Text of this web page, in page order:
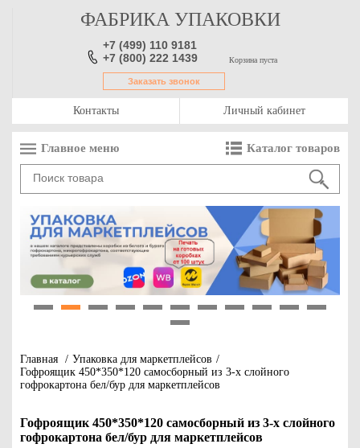
ФАБРИКА УПАКОВКИ
+7 (499) 110 9181
+7 (800) 222 1439
Заказать звонок
Корзина пуста
Контакты Личный кабинет
Главное меню Каталог товаров
Главная / Упаковка для маркетплейсов /
Гофроящик 450*350*120 самосборный из 3-х слойного
гофрокартона бел/бур для маркетплейсов
Гофроящик 450*350*120 самосборный из 3-х слойного
гофрокартона бел/бур для маркетплейсов